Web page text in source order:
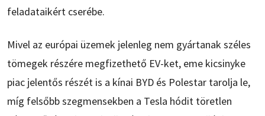
feladataikért cserébe.
Mivel az európai üzemek jelenleg nem gyártanak széles
tömegek részére megfizethető EV-ket, eme kicsinyke
piac jelentős részét is a kínai BYD és Polestar tarolja le,
míg felsőbb szegmensekben a Tesla hódit töretlen